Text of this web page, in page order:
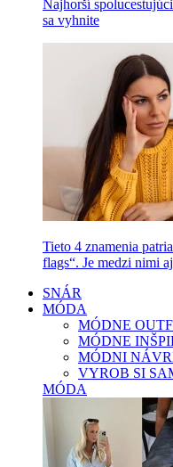
Najhorší
sa vyhnite
Tieto 4 znamenia
flags“. Je medzi nimi
SNÁR
MÓDA
MÓDNE
MÓDNE
MÓDNI
VYROB SI
MÓDA